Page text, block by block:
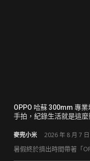
OPPO 哈蘇 300mm 專
手拍，紀錄生活就是這麼
麥兜小米 2026 年 8 月 7 日
暑假終於擠出時間帶著「